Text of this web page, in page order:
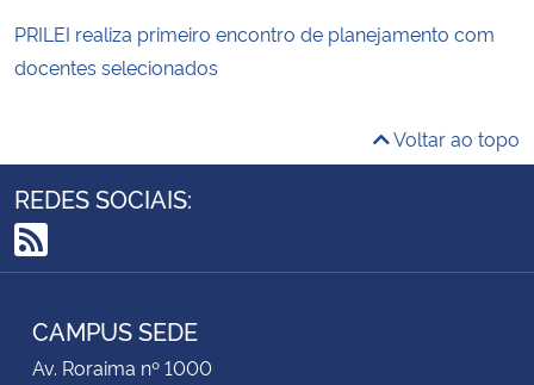
PRILEI realiza primeiro encontro de planejamento com
docentes selecionados
Voltar ao topo
REDES SOCIAIS:
RSS
CAMPUS SEDE
Av. Roraima nº 1000